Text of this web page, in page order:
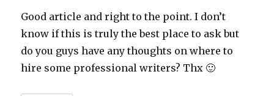
Good article and right to the point. I don’t
know if this is truly the best place to ask but
do you guys have any thoughts on where to
hire some professional writers? Thx 🙂